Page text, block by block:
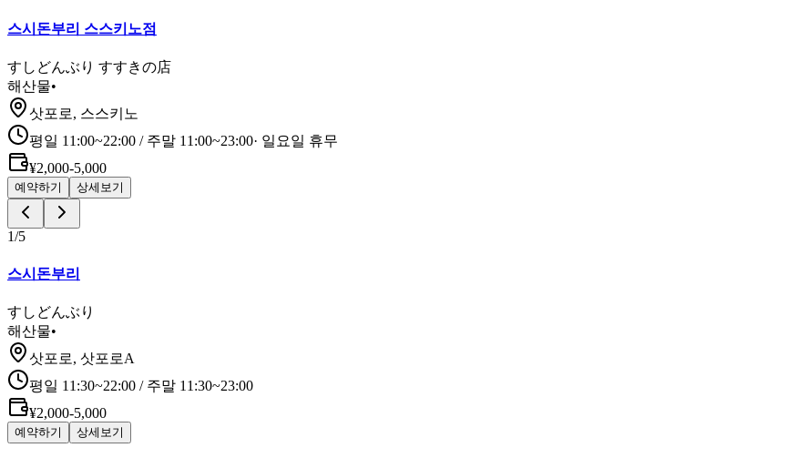
스시돈부리 스스키노점
すしどんぶり すすきの店
해산물•
삿포로, 스스키노
평일 11:00~22:00 / 주말 11:00~23:00· 일요일 휴무
¥2,000-5,000
예약하기 상세보기
1/5
스시돈부리
すしどんぶり
해산물•
삿포로, 삿포로A
평일 11:30~22:00 / 주말 11:30~23:00
¥2,000-5,000
예약하기 상세보기